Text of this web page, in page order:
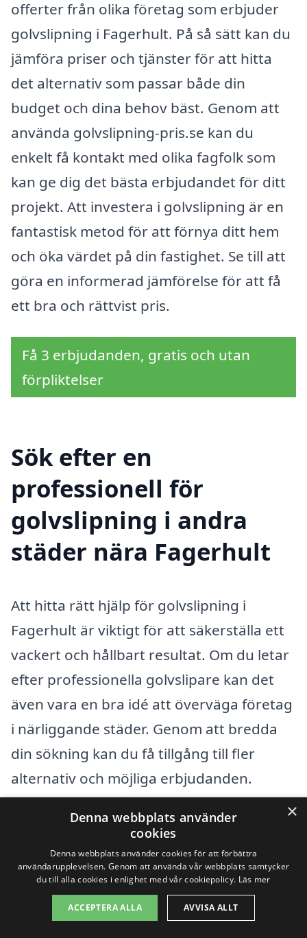
offerter från olika företag som erbjuder
golvslipning i Fagerhult. På så sätt kan du
jämföra priser och tjänster för att hitta
det alternativ som passar både din
budget och dina behov bäst. Genom att
använda golvslipning-pris.se kan du
enkelt få kontakt med olika fagfolk som
kan ge dig det bästa erbjudandet för ditt
projekt. Att investera i golvslipning är en
fantastisk metod för att förnya ditt hem
och öka värdet på din fastighet. Se till att
göra en informerad jämförelse för att få
ett bra och rättvist pris.
Få 3 erbjudanden, gratis och utan
förpliktelser
Sök efter en
professionell för
golvslipning i andra
städer nära Fagerhult
Att hitta rätt hjälp för golvslipning i
Fagerhult är viktigt för att säkerställa ett
vackert och hållbart resultat. Om du letar
efter professionella golvslipare kan det
även vara en bra idé att överväga företag
i närliggande städer. Genom att bredda
din sökning kan du få tillgång till fler
alternativ och möjliga erbjudanden.
Nedan listar vi några städer där du kan
hitta kvalificerade golvslipningsföretag:
Lilla Edet
Bohus
×
Denna webbplats använder
cookies
Denna webbplats använder cookies för att förbättra
användarupplevelsen. Genom att använda vår webbplats samtycker
du till alla cookies i enlighet med vår cookiepolicy. Läs mer
ACCEPTERA ALLA AVVISA ALLT